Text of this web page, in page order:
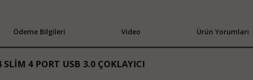
Ödeme Bilgileri Video Ürün Yorumları
4 PORT USB 3.0 ÇOKLAYICI